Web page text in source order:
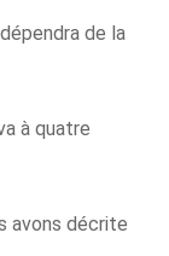
de la
à quatre
avons décrite